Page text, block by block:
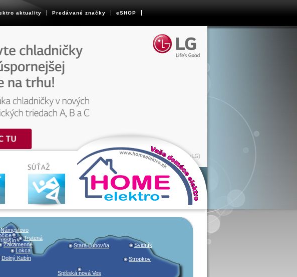
aktuality Predávané značky eSHOP
Dolný Kubín
Lokca
Námestovo
Trstená
Spišská nová Ves
Stará Ľubovňa
Stropkov
Svidník
Zakamenné